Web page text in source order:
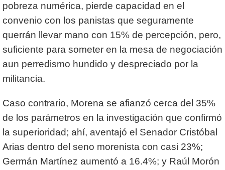
pobreza numérica, pierde capacidad en el
convenio con los panistas que seguramente
querrán llevar mano con 15% de percepción, pero,
suficiente para someter en la mesa de negociación
aun perredismo hundido y despreciado por la
militancia.
Caso contrario, Morena se afianzó cerca del 35%
de los parámetros en la investigación que confirmó
la superioridad; ahí, aventajó el Senador Cristóbal
Arias dentro del seno morenista con casi 23%;
Germán Martínez aumentó a 16.4%; y Raúl Morón